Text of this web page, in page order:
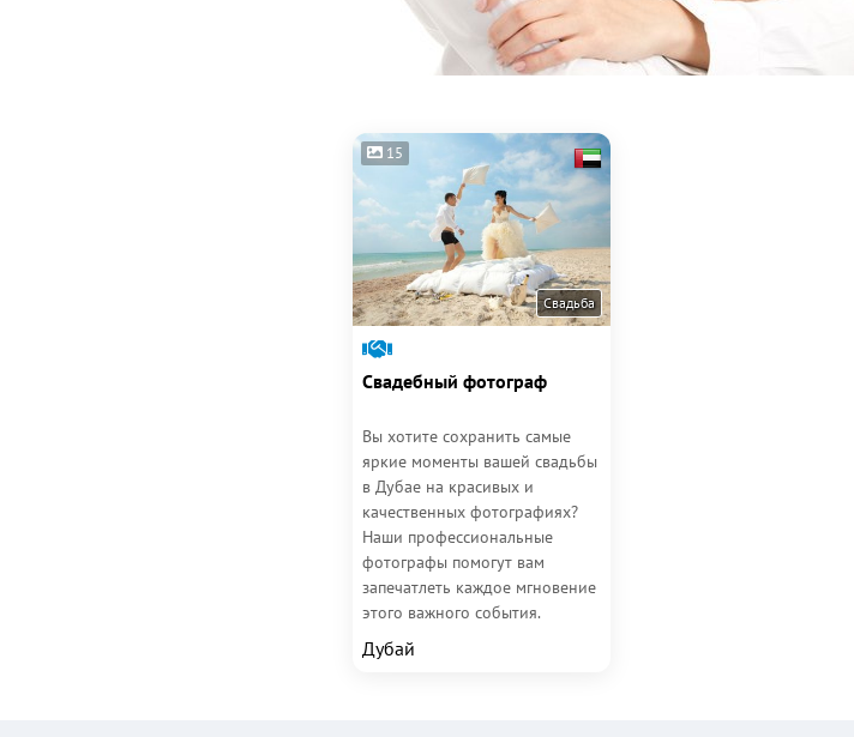
15
Свадьба
Свадебный фотограф
Вы хотите сохранить самые
яркие моменты вашей свадьбы
в Дубае на красивых и
качественных фотографиях?
Наши профессиональные
фотографы помогут вам
запечатлеть каждое мгновение
этого важного события.
Свадебная съемка в Дубае —
это не...
Дубай